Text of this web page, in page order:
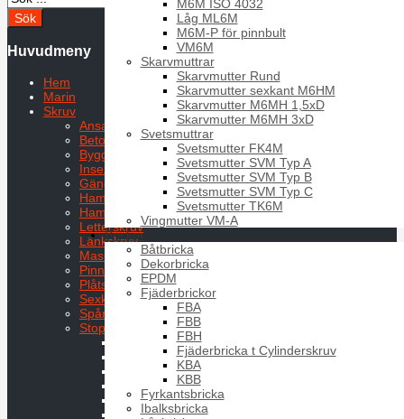
M6M ISO 4032
Låg ML6M
M6M-P för pinnbult
VM6M
Skarvmuttrar
Skarvmutter Rund
Skarvmutter sexkant M6HM
Skarvmutter M6MH 1,5xD
Skarvmutter M6MH 3xD
Svetsmuttrar
Svetsmutter FK4M
Svetsmutter SVM Typ A
Svetsmutter SVM Typ B
Svetsmutter SVM Typ C
Svetsmutter TK6M
Vingmutter VM-A
Brickor
Båtbricka
Dekorbricka
EPDM
Fjäderbrickor
FBA
FBB
FBH
Fjäderbricka t Cylinderskruv
KBA
KBB
Fyrkantsbricka
Ibalksbricka
Huvudmeny
Hem
Marin
Skruv
Ansatsskruvar
Betongskruv
Byggplåtskruv
Insexskruv
Gängpressande skruv
Hammarskruv
Hammarskruv HS
Letterskruv
Länkskruv
Maskinskruv
Pinnskruv
Plåtskruv
Sexkantsskruv
Spårskruv
Stoppskruv
S6SS
T6SS